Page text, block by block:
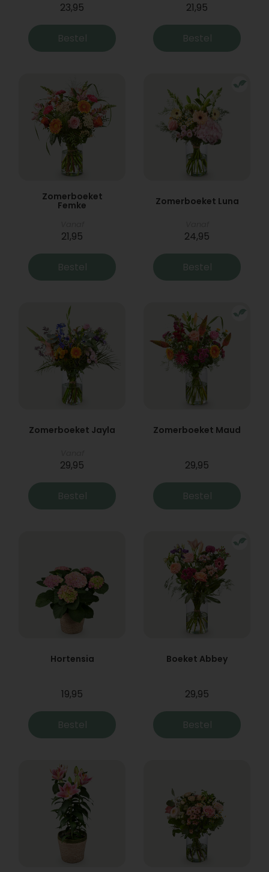
23,95
Bestel
21,95
Bestel
Zomerboeket
Femke
21,95
Bestel
Zomerboeket Luna
24,95
Bestel
Zomerboeket Jayla
29,95
Bestel
Zomerboeket Maud
29,95
Bestel
Hortensia
19,95
Bestel
Boeket Abbey
29,95
Bestel